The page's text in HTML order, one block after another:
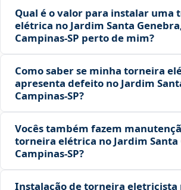
Qual é o valor para instalar uma
elétrica no Jardim Santa
Campinas‑SP perto de mim?
Como saber se minha torneira
apresenta defeito no Jardim
Campinas‑SP?
Vocês também fazem
torneira elétrica no Jardim Santa
Campinas‑SP?
Instalação de torneira eletricista